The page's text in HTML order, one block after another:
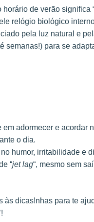
horário de verão significa
relógio biológico
pela luz natural e
semanas!) para se
em adormecer e acordar
o dia.
humor, irritabilidade e
“jet lag“, mesmo sem
às dicas!nhas para te